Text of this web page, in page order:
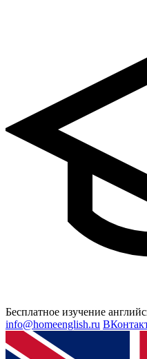
Бесплатное изучение
info@homeenglish.ru